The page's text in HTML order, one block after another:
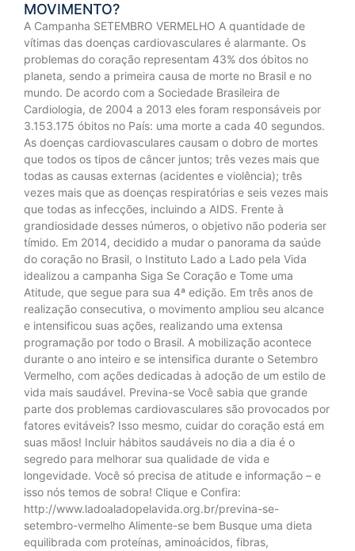
MOVIMENTO?
A Campanha SETEMBRO VERMELHO A quantidade de
vítimas das doenças cardiovasculares é alarmante. Os
problemas do coração representam 43% dos óbitos no
planeta, sendo a primeira causa de morte no Brasil e no
mundo. De acordo com a Sociedade Brasileira de
Cardiologia, de 2004 a 2013 eles foram responsáveis por
3.153.175 óbitos no País: uma morte a cada 40 segundos.
As doenças cardiovasculares causam o dobro de mortes
que todos os tipos de câncer juntos; três vezes mais que
todas as causas externas (acidentes e violência); três
vezes mais que as doenças respiratórias e seis vezes mais
que todas as infecções, incluindo a AIDS. Frente à
grandiosidade desses números, o objetivo não poderia ser
tímido. Em 2014, decidido a mudar o panorama da saúde
do coração no Brasil, o Instituto Lado a Lado pela Vida
idealizou a campanha Siga Se Coração e Tome uma
Atitude, que segue para sua 4ª edição. Em três anos de
realização consecutiva, o movimento ampliou seu alcance
e intensificou suas ações, realizando uma extensa
programação por todo o Brasil. A mobilização acontece
durante o ano inteiro e se intensifica durante o Setembro
Vermelho, com ações dedicadas à adoção de um estilo de
vida mais saudável. Previna-se Você sabia que grande
parte dos problemas cardiovasculares são provocados por
fatores evitáveis? Isso mesmo, cuidar do coração está em
suas mãos! Incluir hábitos saudáveis no dia a dia é o
segredo para melhorar sua qualidade de vida e
longevidade. Você só precisa de atitude e informação – e
isso nós temos de sobra! Clique e Confira:
http://www.ladoaladopelavida.org.br/previna-se-
setembro-vermelho Alimente-se bem Busque uma dieta
equilibrada com proteínas, aminoácidos, fibras,